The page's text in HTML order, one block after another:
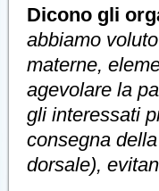
Dicono gli
abbiamo
materne,
agevolare la
gli interessati
consegna
dorsale),